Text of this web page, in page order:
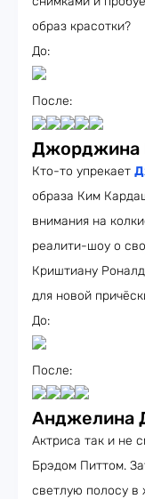
образ красотки?
До:
После:
Джорджина
Кто-то упрекает
образа Ким
внимания на
реалити-шоу о
Криштиану
для новой
До:
После:
Анджелина
Актриса так и не
Брэдом Питтом.
светлую полосу в